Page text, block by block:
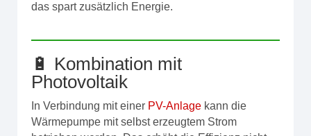
das spart zusätzlich Energie.
🔋 Kombination mit
Photovoltaik
In Verbindung mit einer PV-Anlage kann die
Wärmepumpe mit selbst erzeugtem Strom